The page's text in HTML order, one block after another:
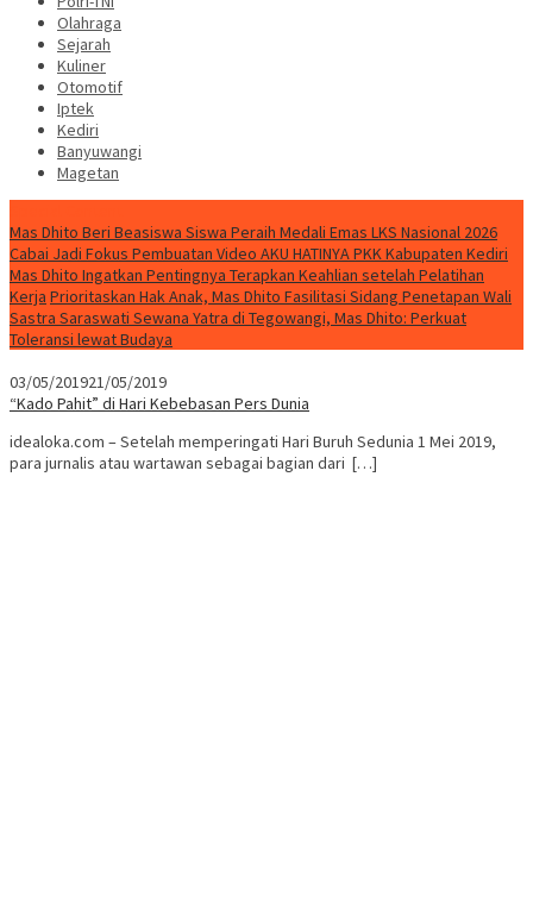
Olahraga
Sejarah
Kuliner
Otomotif
Iptek
Kediri
Banyuwangi
Magetan
Mas Dhito Beri Beasiswa Siswa Peraih Medali Emas LKS Nasional 2026
Cabai Jadi Fokus Pembuatan Video AKU HATINYA PKK Kabupaten Kediri
Mas Dhito Ingatkan Pentingnya Terapkan Keahlian setelah Pelatihan
Kerja Prioritaskan Hak Anak, Mas Dhito Fasilitasi Sidang Penetapan Wali
Sastra Saraswati Sewana Yatra di Tegowangi, Mas Dhito: Perkuat
Toleransi lewat Budaya
03/05/201921/05/2019
“Kado Pahit” di Hari Kebebasan Pers Dunia
idealoka.com – Setelah memperingati Hari Buruh Sedunia 1 Mei 2019,
para jurnalis atau wartawan sebagai bagian dari […]